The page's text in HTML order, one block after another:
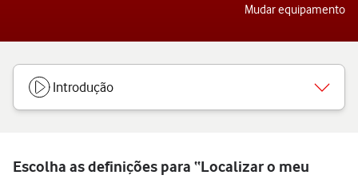
Mudar equipamento
Introdução
Escolha as definições para “Localizar o meu